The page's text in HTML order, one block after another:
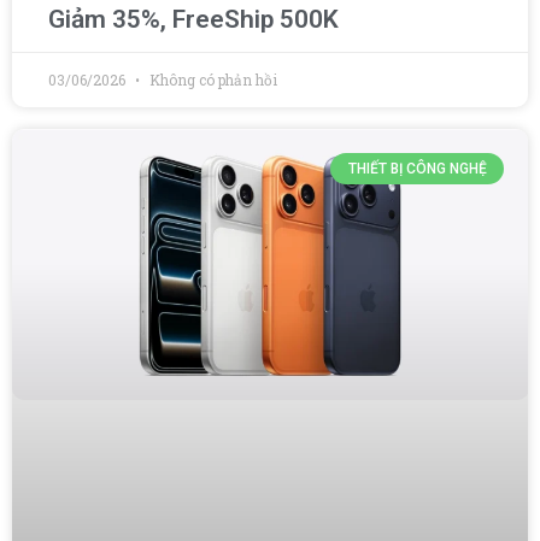
Giảm 35%, FreeShip 500K
03/06/2026 Không có phản hồi
THIẾT BỊ CÔNG NGHỆ